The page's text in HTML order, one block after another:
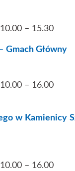
– 15.30
Gmach Główny
– 16.00
w Kamienicy
– 16.00